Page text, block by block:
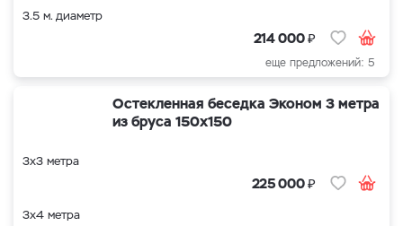
3.5 м. диаметр
214 000₽
еще предложений: 5
Остекленная беседка Эконом 3 метра
из бруса 150х150
3х3 метра
225 000₽
3х4 метра